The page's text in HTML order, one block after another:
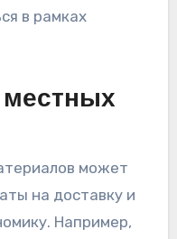
в рамках
местных
может
на доставку и
Например,